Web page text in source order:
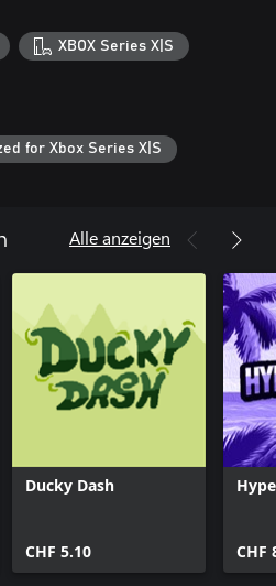
XBOX Series X|S
for Xbox Series X|S
Alle anzeigen
Ducky Dash
CHF 5.10 CHF